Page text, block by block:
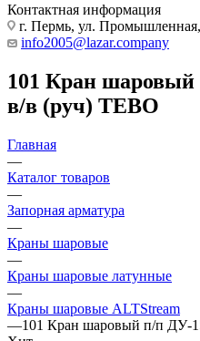
Контактная информация
г. Пермь, ул.
info2005@lazar.company
101 Кран шаровый
в/в (руч) TEBO
Главная
—
Каталог товаров
—
Запорная арматура
—
Краны шаровые
—
Краны шаровые латунные
—
Краны шаровые ALTStream
—101 Кран шаровый п/п ДУ-